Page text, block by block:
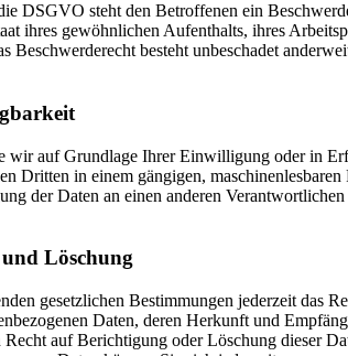
DSGVO steht den Betroffenen ein
ihres gewöhnlichen Aufenthalts, ihres
Beschwerderecht besteht unbeschadet
wir auf Grundlage Ihrer Einwilligung oder in
Dritten in einem gängigen, maschinenlesbaren
der Daten an einen anderen
Löschung
gesetzlichen Bestimmungen jederzeit das
Daten, deren Herkunft und
auf Berichtigung oder Löschung dieser